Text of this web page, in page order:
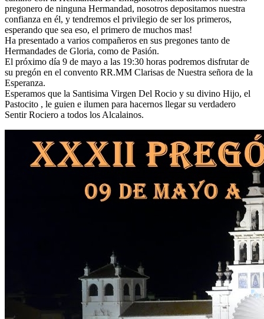
pregonero de ninguna Hermandad, nosotros depositamos nuestra
confianza en él, y tendremos el privilegio de ser los primeros,
esperando que sea eso, el primero de muchos mas!
Ha presentado a varios compañeros en sus pregones tanto de
Hermandades de Gloria, como de Pasión.
El próximo día 9 de mayo a las 19:30 horas podremos disfrutar de
su pregón en el convento RR.MM Clarisas de Nuestra señora de la
Esperanza.
Esperamos que la Santisima Virgen Del Rocio y su divino Hijo, el
Pastocito , le guien e ilumen para hacernos llegar su verdadero
Sentir Rociero a todos los Alcalainos.
En el Rocío, ¿dónde me alojo?